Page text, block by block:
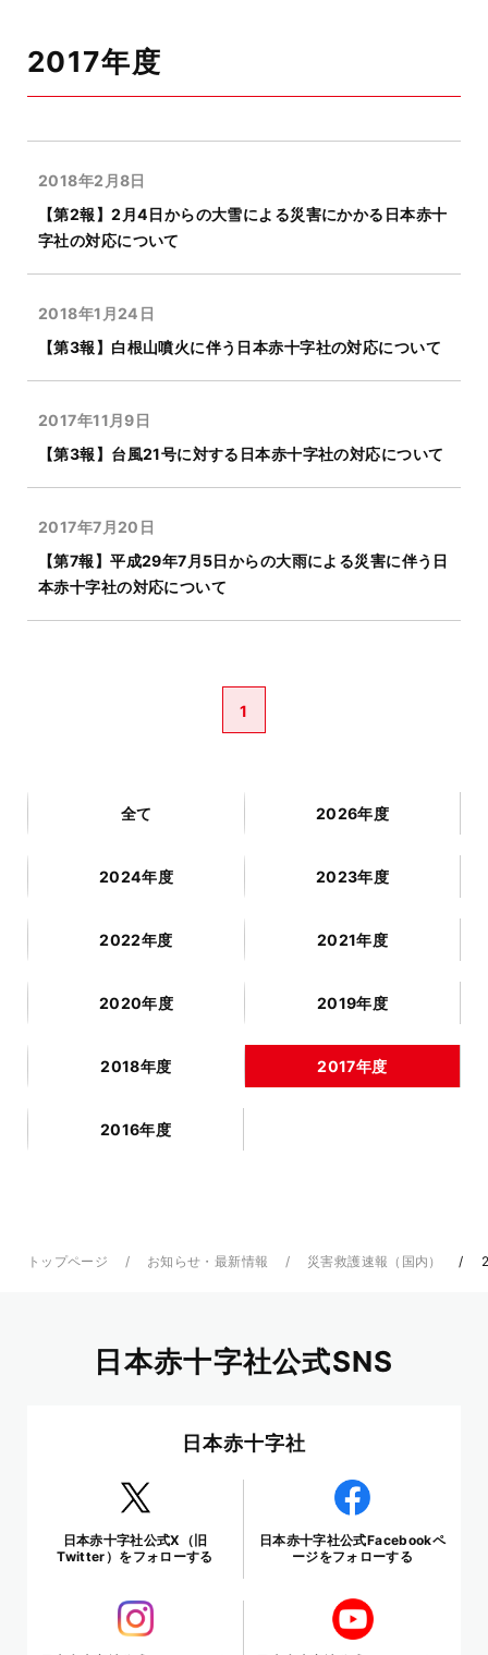
2017年度
2018年2月8日
【第2報】2月4日からの大雪による災害にかかる日本赤十
字社の対応について
2018年1月24日
【第3報】白根山噴火に伴う日本赤十字社の対応について
2017年11月9日
【第3報】台風21号に対する日本赤十字社の対応について
2017年7月20日
【第7報】平成29年7月5日からの大雨による災害に伴う日
本赤十字社の対応について
1
全て 2026年度
2024年度 2023年度
2022年度 2021年度
2020年度 2019年度
2018年度 2017年度
2016年度
トップページ お知らせ・最新情報 災害救護速報（国内）
日本赤十字社公式SNS
日本赤十字社
日本赤十字社公式X（旧
Twitter）をフォローする
日本赤十字社公式Facebookペ
ージをフォローする